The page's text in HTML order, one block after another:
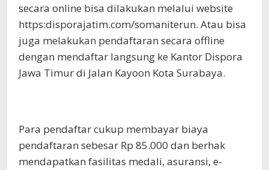
secara online bisa dilakukan melalui website
https:disporajatim.com/somaniterun. Atau bisa
juga melakukan pendaftaran secara offline
dengan mendaftar langsung ke Kantor Dispora
Jawa Timur di Jalan Kayoon Kota Surabaya.
Para pendaftar cukup membayar biaya
pendaftaran sebesar Rp 85.000 dan berhak
mendapatkan fasilitas medali, asuransi, e-